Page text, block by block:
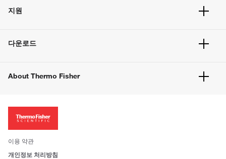
주문 방법
벌크 주문
지원
고객 센터
웹사이트 개선사항
다운로드
About Thermo Fisher
투자자
사회적 책임
브랜드
이용 약관
개인정보 처리방침